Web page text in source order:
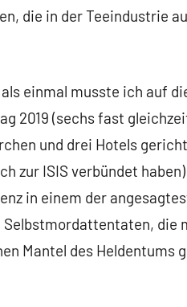
die in der Teeindustrie
einmal musste ich auf
2019 (sechs fast
und drei Hotels
zur ISIS verbündet
in einem der
die
Mantel des Heldentums